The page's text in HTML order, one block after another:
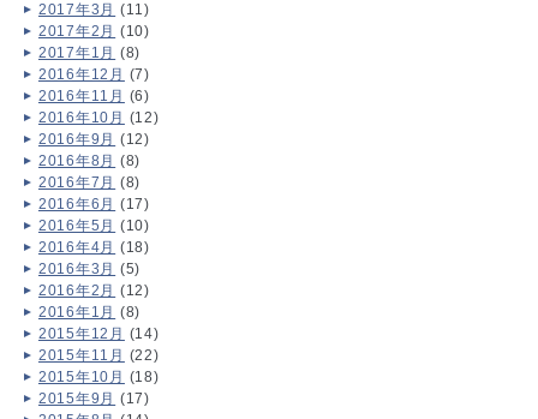
2017年3月 (11)
2017年2月 (10)
2017年1月 (8)
2016年12月 (7)
2016年11月 (6)
2016年10月 (12)
2016年9月 (12)
2016年8月 (8)
2016年7月 (8)
2016年6月 (17)
2016年5月 (10)
2016年4月 (18)
2016年3月 (5)
2016年2月 (12)
2016年1月 (8)
2015年12月 (14)
2015年11月 (22)
2015年10月 (18)
2015年9月 (17)